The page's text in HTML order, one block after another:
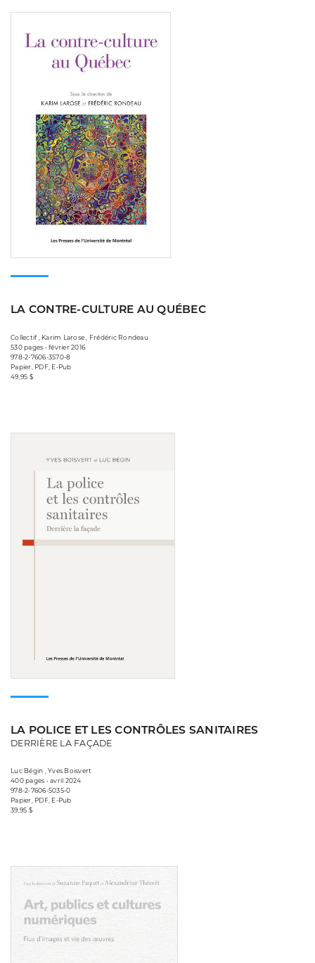
LA CONTRE-CULTURE AU QUÉBEC
Collectif , Karim Larose , Frédéric Rondeau
530 pages • février 2016
978-2-7606-3570-8
Papier, PDF, E-Pub
49,95 $
LA POLICE ET LES CONTRÔLES SANITAIRES
DERRIÈRE LA FAÇADE
Luc Bégin , Yves Boisvert
400 pages • avril 2024
978-2-7606-5035-0
Papier, PDF, E-Pub
39,95 $